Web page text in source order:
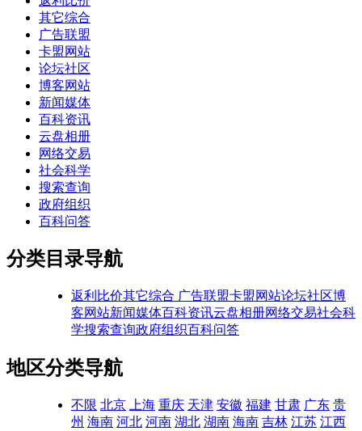
其它综合
广告联盟
卡盟网站
论坛社区
博客网站
新闻媒体
百科资讯
云盘相册
网络交易
社会科学
搜索查询
政府组织
百科问答
分类目录导航
返利比价其它综合 广告联盟卡盟网站论坛社区博
客网站新闻媒体百科资讯云盘相册网络交易社会科
学搜索查询政府组织百科问答
地区分类导航
不限 北京 上海 重庆 天津 安徽 福建 甘肃 广东 贵
州 海南 河北 河南 湖北 湖南 海南 吉林 江苏 江西